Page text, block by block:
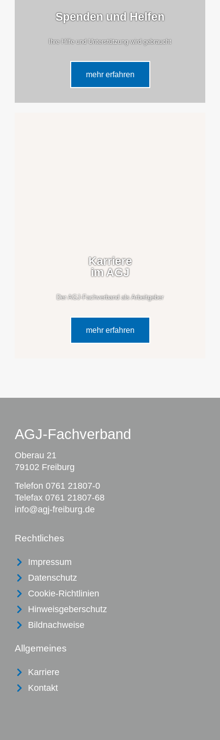
Spenden und Helfen
Ihre Hilfe und Unterstützung wird gebraucht
mehr erfahren
Karriere
im AGJ
Der AGJ-Fachverband als Arbeitgeber
mehr erfahren
AGJ-Fachverband
Oberau 21
79102 Freiburg
Telefon 0761 21807-0
Telefax 0761 21807-68
info@agj-freiburg.de
Rechtliches
Impressum
Datenschutz
Cookie-Richtlinien
Hinweisgeberschutz
Bildnachweise
Allgemeines
Karriere
Kontakt